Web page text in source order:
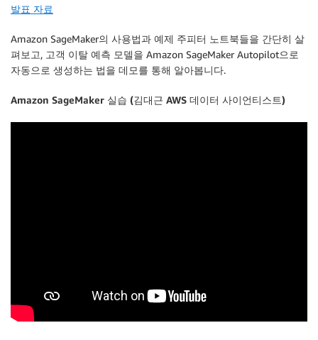
발표 자료
Amazon SageMaker의 사용법과 예제 주피터 노트북들을 간단히 살
펴보고, 고객 이탈 예측 모델을 Amazon SageMaker Autopilot으로
자동으로 생성하는 법을 데모를 통해 알아봅니다.
Amazon SageMaker 실습 (김대근 AWS 데이터 사이언티스트)